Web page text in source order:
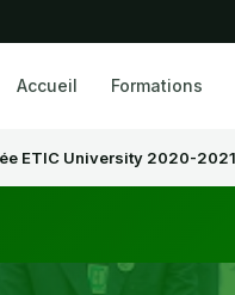
Accueil Formations
ETIC University 2020-2021